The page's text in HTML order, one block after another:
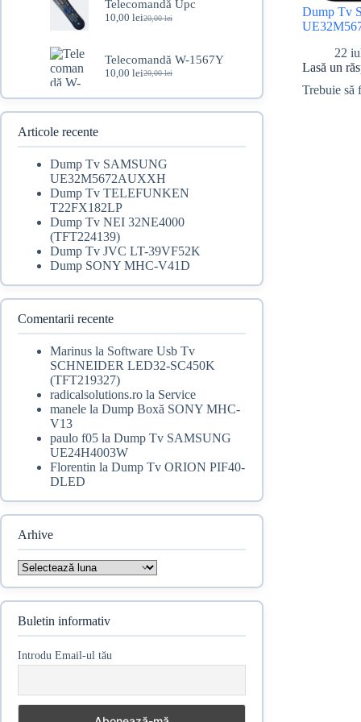
Dump Tv
22
Lasă un
Trebuie să
fost:
99,00 lei.
65,00 lei.
Telecomandă Upc
20,00lei
Prețul
fost:
20,00 lei.
10,00leiPrețul
10,00 lei.
Telecomandă W-1567Y
20,00lei
Prețul
fost:
10,00leiPrețul
10,00 lei.
Articole recente
Dump Tv SAMSUNG
UE32M5672AUXXH
Dump Tv TELEFUNKEN
T22FX182LP
Dump Tv NEI 32NE4000
(TFT224139)
Dump Tv JVC LT-39VF52K
Dump SONY MHC-V41D
Comentarii recente
Marinusla Software Usb Tv
SCHNEIDER LED32-SC450K
(TFT219327)
radicalsolutions.rola Service
manelela Dump Boxă SONY MHC-
V13
paulo f05la Dump Tv SAMSUNG
UE24H4003W
Florentin la Dump Tv ORION PIF40-
DLED
Arhive
Arhive
Buletin informativ
Introdu Email-ul tău